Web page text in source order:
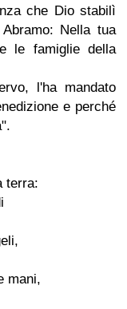
che Dio stabilì
Nella tua
le famiglie della
l'ha mandato
e perché
terra:
mani,